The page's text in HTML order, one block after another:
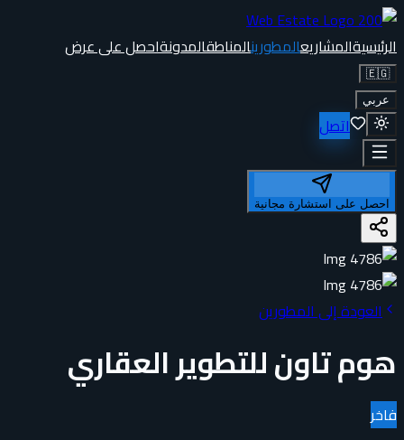
الرئيسيةالمشاريعالمطورينالمناطقالمدونةاحصل على عرض
🇪🇬
عربي
اتصل
احصل على استشارة مجانية
العودة إلى المطورين
هوم تاون للتطوير العقاري
فاخر